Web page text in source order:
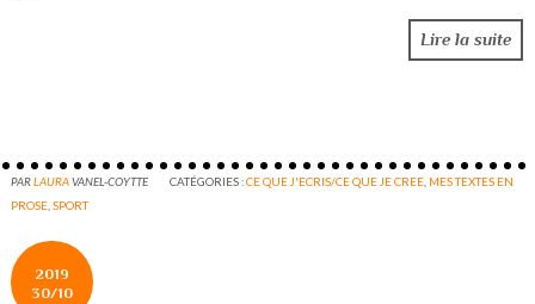
Lire la suite
PARLAURAVANEL-COYTTE CATÉGORIES :CE QUE J'ECRIS/CE QUE JE CREE MES TEXTES EN
PROSE ,SPORT
2019
30/10